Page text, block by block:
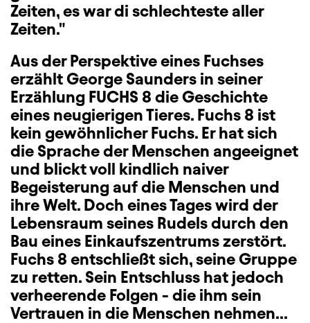
Zeiten, es war di schlechteste aller
Zeiten."
Aus der Perspektive eines Fuchses
erzählt George Saunders in seiner
Erzählung FUCHS 8 die Geschichte
eines neugierigen Tieres. Fuchs 8 ist
kein gewöhnlicher Fuchs. Er hat sich
die Sprache der Menschen angeeignet
und blickt voll kindlich naiver
Begeisterung auf die Menschen und
ihre Welt. Doch eines Tages wird der
Lebensraum seines Rudels durch den
Bau eines Einkaufszentrums zerstört.
Fuchs 8 entschließt sich, seine Gruppe
zu retten. Sein Entschluss hat jedoch
verheerende Folgen - die ihm sein
Vertrauen in die Menschen nehmen...